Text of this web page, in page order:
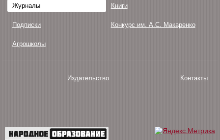
Журналы Книги
Подписки Конкурс им. А.С. Макаренко
Агрошколы
Издательство Контакты